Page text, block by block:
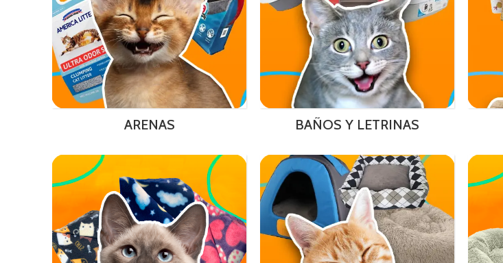
ARENAS BAÑOS Y LETRINAS